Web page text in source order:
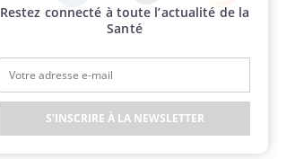
Facebook Twitter Instagram
Restez connecté à toute l’actualité de la
Santé
S'INSCRIRE À LA NEWSLETTER